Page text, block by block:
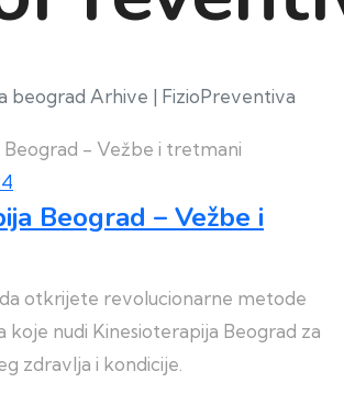
beograd Arhive | FizioPreventiva
Beograd – Vežbe i
otkrijete revolucionarne metode
koje nudi Kinesioterapija Beograd za
zdravlja i kondicije.